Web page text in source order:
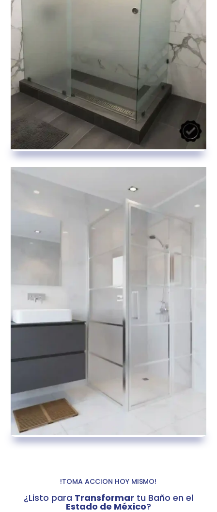
!TOMA ACCION HOY MISMO!
¿Listo para Transformar tu Baño en el
Estado de México?